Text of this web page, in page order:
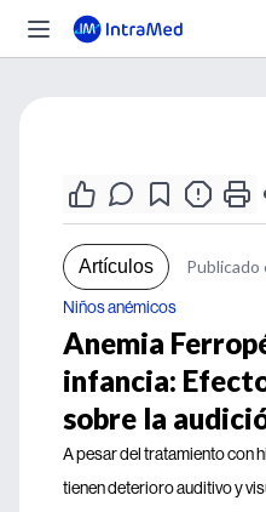
Artículos Publicado
Niños anémicos
Anemia
infancia:
sobre la
A pesar del tratamiento con
tienen deterioro auditivo y